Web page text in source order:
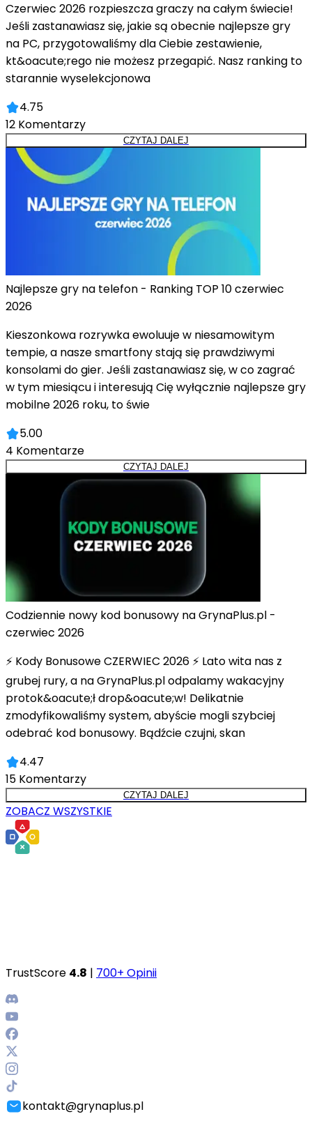
Czerwiec 2026 rozpieszcza graczy na całym świecie!
Jeśli zastanawiasz się, jakie są obecnie najlepsze gry
na PC, przygotowaliśmy dla Ciebie zestawienie,
kt&oacute;rego nie możesz przegapić. Nasz ranking to
starannie wyselekcjonowa
4.75
12 Komentarzy
CZYTAJ DALEJ
Najlepsze gry na telefon - Ranking TOP 10 czerwiec
2026
Kieszonkowa rozrywka ewoluuje w niesamowitym
tempie, a nasze smartfony stają się prawdziwymi
konsolami do gier. Jeśli zastanawiasz się, w co zagrać
w tym miesiącu i interesują Cię wyłącznie najlepsze gry
mobilne 2026 roku, to świe
5.00
4 Komentarze
CZYTAJ DALEJ
Codziennie nowy kod bonusowy na GrynaPlus.pl -
czerwiec 2026
⚡ Kody Bonusowe CZERWIEC 2026 ⚡ Lato wita nas z
grubej rury, a na GrynaPlus.pl odpalamy wakacyjny
protok&oacute;ł drop&oacute;w! Delikatnie
zmodyfikowaliśmy system, abyście mogli szybciej
odebrać kod bonusowy. Bądźcie czujni, skan
4.47
15 Komentarzy
CZYTAJ DALEJ
ZOBACZ WSZYSTKIE
TrustScore 4.8 | 700+ Opinii
kontakt@grynaplus.pl